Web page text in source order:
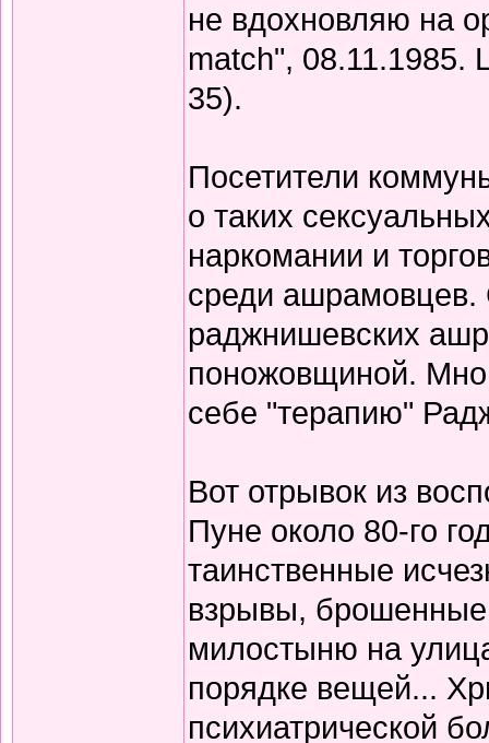
не вдохновляю на
match", 08.11.1985.
35).
Посетители
о таких
наркомании и
среди ашрамовцев.
раджнишевских
поножовщиной.
себе "терапию"
Вот отрывок из
Пуне около 80-го
таинственные
взрывы,
милостыню на
порядке вещей...
психиатрической